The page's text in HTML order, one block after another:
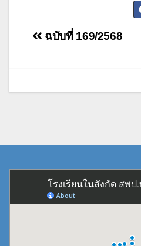
แนะแนว
ฉบับที่ 169/2568